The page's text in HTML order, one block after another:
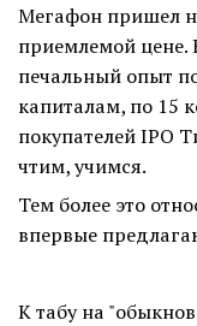
Мегафон пришел
приемлемой
печальный опыт
капиталам, по 15
покупателей IPO
чтим, учимся.
Тем более это
впервые
К табу на